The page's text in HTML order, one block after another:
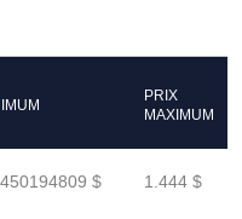
PRIX
MAXIMUM
$ 1.444 $